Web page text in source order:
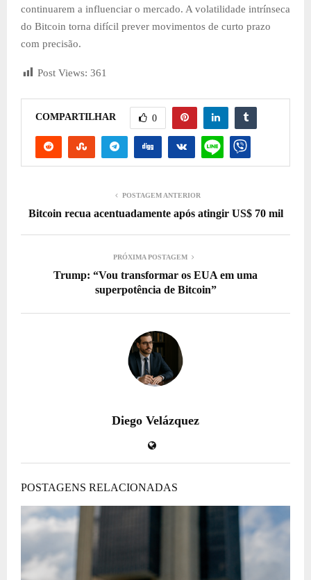
continuarem a influenciar o mercado. A volatilidade intrínseca
do Bitcoin torna difícil prever movimentos de curto prazo
com precisão.
Post Views: 361
COMPARTILHAR 0
POSTAGEM ANTERIOR
Bitcoin recua acentuadamente após atingir US$ 70 mil
PRÓXIMA POSTAGEM
Trump: “Vou transformar os EUA em uma
superpotência de Bitcoin”
Diego Velázquez
POSTAGENS RELACIONADAS